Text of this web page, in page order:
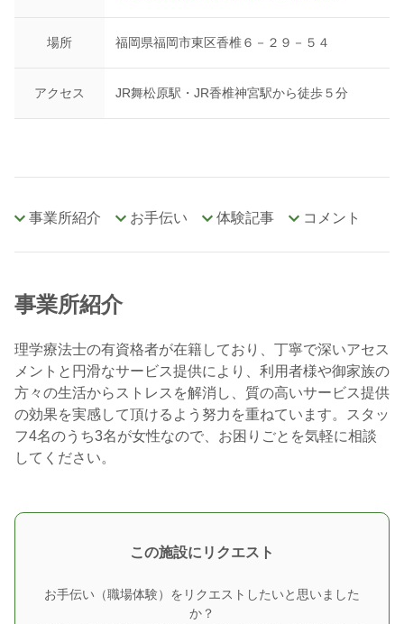
場所 福岡県福岡市東区香椎６－２９－５４
アクセス JR舞松原駅・JR香椎神宮駅から徒歩５分
事業所紹介 お手伝い 体験記事 コメント
事業所紹介
理学療法士の有資格者が在籍しており、丁寧で深いアセス
メントと円滑なサービス提供により、利用者様や御家族の
方々の生活からストレスを解消し、質の高いサービス提供
の効果を実感して頂けるよう努力を重ねています。スタッ
フ4名のうち3名が女性なので、お困りごとを気軽に相談
してください。
この施設にリクエスト
お手伝い（職場体験）をリクエストしたいと思いました
か？